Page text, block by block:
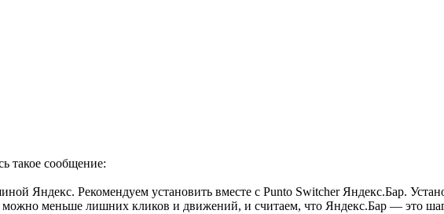
такое сообщение:
Яндекс. Рекомендуем установить вместе с Punto Switcher Яндекс.Бар.
можно меньше лишних кликов и движений, и считаем, что Яндекс.Бар — это